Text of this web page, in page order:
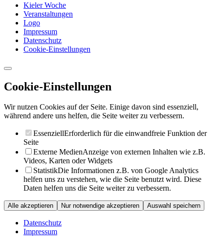
Kieler Woche
Veranstaltungen
Logo
Impressum
Datenschutz
Cookie-Einstellungen
Cookie-Einstellungen
Wir nutzen Cookies auf der Seite. Einige davon sind essenziell,
während andere uns helfen, die Seite weiter zu verbessern.
EssenziellErforderlich für die einwandfreie Funktion der
Seite
Externe MedienAnzeige von externen Inhalten wie z.B.
Videos, Karten oder Widgets
StatistikDie Informationen z.B. von Google Analytics
helfen uns zu verstehen, wie die Seite benutzt wird. Diese
Daten helfen uns die Seite weiter zu verbessern.
Alle akzeptieren Nur notwendige akzeptieren Auswahl speichern
Datenschutz
Impressum